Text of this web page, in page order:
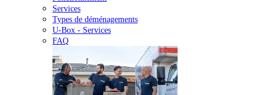
Services
Types de déménagements
U-Box - Services
FAQ